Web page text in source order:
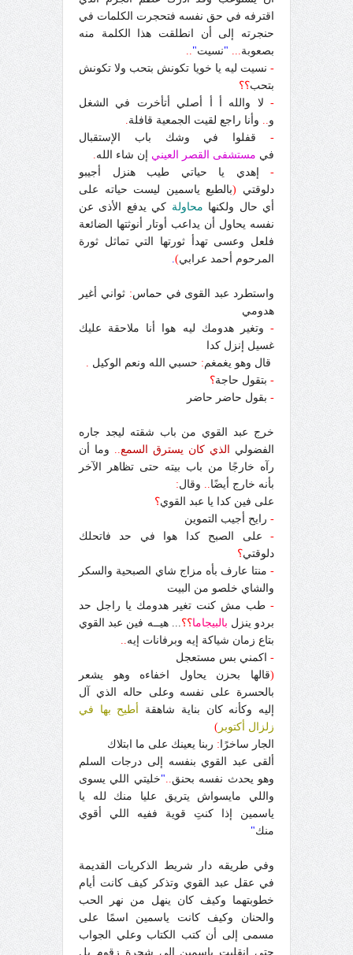
اقترفه في حق نفسه فتحجرت الكلمات في
حنجرته إلى أن انطلقت هذا الكلمة منه
بصعوبة...
"نسيت"
..
- نسيت ليه يا خويا تكونش بتحب ولا تكونش
بتحب؟؟
- لا والله أ أ أصلي أتأخرت في الشغل
و.. وأنا راجع لقيت الجمعية قافلة.
- قفلوا في وشك باب الإستقبال
في مستشفى القصر العيني إن شاء الله.
- إهدي يا حياتي طيب هنزل أجيبو
دلوقتي (بالطبع ياسمين ليست حياته على
أي حال ولكنها محاولة كي يدفع الأذى عن
نفسه يحاول أن يداعب أوتار أنوثتها الضائعة
فلعل وعسى تهدأ ثورتها التي تماثل ثورة
المرحوم أحمد عرابي)
.
واستطرد عبد القوى في حماس: ثواني أغير
هدومي
- وتغير هدومك ليه هوا أنا ملاحقة عليك
غسيل إنزل كدا
قال وهو يغمغم: حسبي الله ونعم الوكيل .
- بتقول حاجة؟
- بقول حاضر حاضر
خرج عبد القوي من باب شقته ليجد جاره
الفضولي
الذي كان يسترق السمع.. وما أن
رآه خارجًا من باب بيته حتى تظاهر الآخر
بأنه خارج أيضًا.. وقال:
على فين كدا يا عبد القوي؟
- رايح أجيب التموين
- على الصبح كدا هوا في حد فاتحلك
دلوقتي؟
- منتا عارف بأه مزاج شاي الصبحية والسكر
والشاي خلصو من البيت
- طب مش كنت تغير هدومك يا راجل حد
بردو ينزل بالبيجاما؟؟... هيــه فين عبد القوي
بتاع زمان شياكة إيه وبرفانات إيه..
- اكمني بس مستعجل
(قالها بحزن يحاول اخفاءه وهو يشعر
بالحسرة على نفسه وعلى حاله الذي آل
إليه وكأنه كان بناية شاهقة
أطيح بها في
زلزال أكتوبر )
الجار ساخرًا : ربنا يعينك على ما ابتلاك
ألقى عبد القوي بنفسه إلى درجات السلم
وهو يحدث نفسه بحنق..
"خليتي اللي يسوى
واللي مايسواش يتريق عليا منك لله يا
ياسمين إذا كنتِ قوية ففيه اللي أقوي
منك"
وفي طريقه دار شريط الذكريات القديمة
في عقل عبد القوي وتذكر كيف كانت أيام
خطوبتهما وكيف كان ينهل من نهر الحب
والحنان وكيف كانت ياسمين اسمًا على
مسمى إلى أن كتب الكتاب وعلي الجواب
حتى انقلبت ياسمين إلى شجرة زقوم بل